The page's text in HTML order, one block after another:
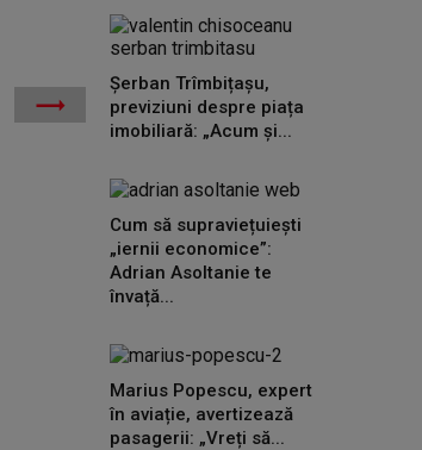
Șerban Trîmbițașu,
previziuni despre piața
imobiliară: „Acum și...
Cum să supraviețuiești
„iernii economice”:
Adrian Asoltanie te
învață...
Marius Popescu, expert
în aviație, avertizează
pasagerii: „Vreți să...